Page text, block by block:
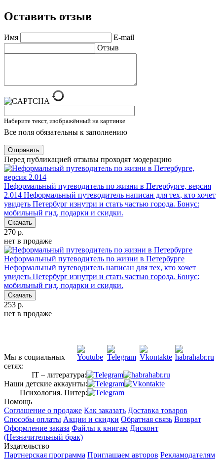
Оставить отзыв
Имя
E-mail
Отзыв
Наберите текст, изображённый на картинке
Все поля обязательны к заполнению
Отправить
Перед публикацией отзывы проходят модерацию
Неформальный путеводитель по жизни в Петербурге, версия
2.014 Неформальный путеводитель написан для тех, кто хочет
увидеть Петербург изнутри и стать частью города. Бонус:
мобильный гид, подарки и скидки.
Скачать
270 р.
нет в продаже
Неформальный путеводитель по жизни в Петербурге
Неформальный путеводитель написан для тех, кто хочет
увидеть Петербург изнутри и стать частью города. Бонус:
мобильный гид, подарки и скидки.
Скачать
253 р.
нет в продаже
Мы в социальных
сетях:
IT – литература:
Наши детские аккаунты:
Психология. Питер:
Помощь
Соглашение о продаже Как заказать Доставка товаров
Способы оплаты Акции и скидки Обратная связь Возврат
Оформление заказа Файлы к книгам Дисконт
(Незначительный брак)
Издательство
Партнерская программа Приглашаем авторов Рекламодателям